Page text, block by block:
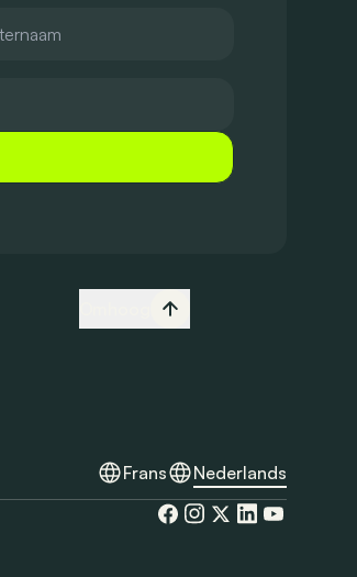
Frans
Nederlands